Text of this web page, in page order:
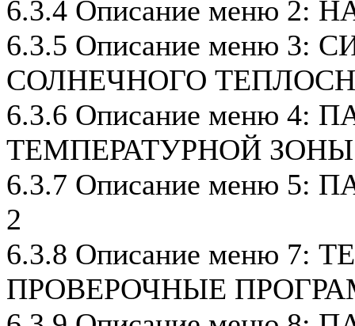
6.3.4 Описание меню 2:
6.3.5 Описание меню 3:
СОЛНЕЧНОГО
6.3.6 Описание меню 4:
ТЕМПЕРАТУРНОЙ ЗОНЫ
6.3.7 Описание меню
2
6.3.8 Описание меню 7:
ПРОВЕРОЧНЫЕ